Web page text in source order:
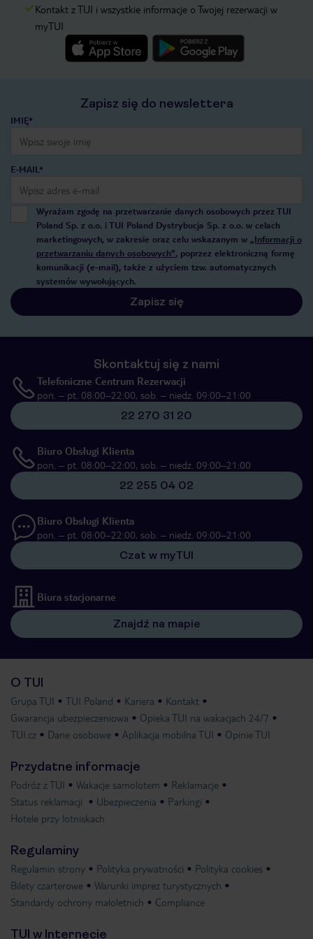
Kontakt z TUI i wszystkie informacje o Twojej rezerwacji w
myTUI
Zapisz się do newslettera
IMIĘ*
E-MAIL*
Wyrażam zgodę na przetwarzanie danych osobowych przez TUI
Poland Sp. z o.o. i TUI Poland Dystrybucja Sp. z o.o. w celach
marketingowych, w zakresie oraz celu wskazanym w „Informacji o
przetwarzaniu danych osobowych”, poprzez elektroniczną formę
komunikacji (e-mail), także z użyciem tzw. automatycznych
systemów wywołujących.
Zapisz się
Skontaktuj się z nami
Telefoniczne Centrum Rezerwacji
pon. – pt. 08:00–22:00, sob. – niedz. 09:00–21:00
22 270 31 20
Biuro Obsługi Klienta
pon. – pt. 08:00–22:00, sob. – niedz. 09:00–21:00
22 255 04 02
Biuro Obsługi Klienta
pon. – pt. 08:00–22:00, sob. – niedz. 09:00–21:00
Czat w myTUI
Biura stacjonarne
Znajdź na mapie
O TUI
Grupa TUI TUI Poland Kariera
Kontakt
Gwarancja ubezpieczeniowa
Opieka TUI na wakacjach 24/7
TUI.cz
Dane osobowe Aplikacja mobilna TUI Opinie TUI
Przydatne informacje
Podróż z TUI Wakacje samolotem
Reklamacje
Status reklamacji
Ubezpieczenia
Parkingi
Hotele przy lotniskach
Regulaminy
Regulamin strony Polityka prywatności
Polityka cookies
Bilety czarterowe
Warunki imprez turystycznych
Standardy ochrony małoletnich
Compliance
TUI w Internecie